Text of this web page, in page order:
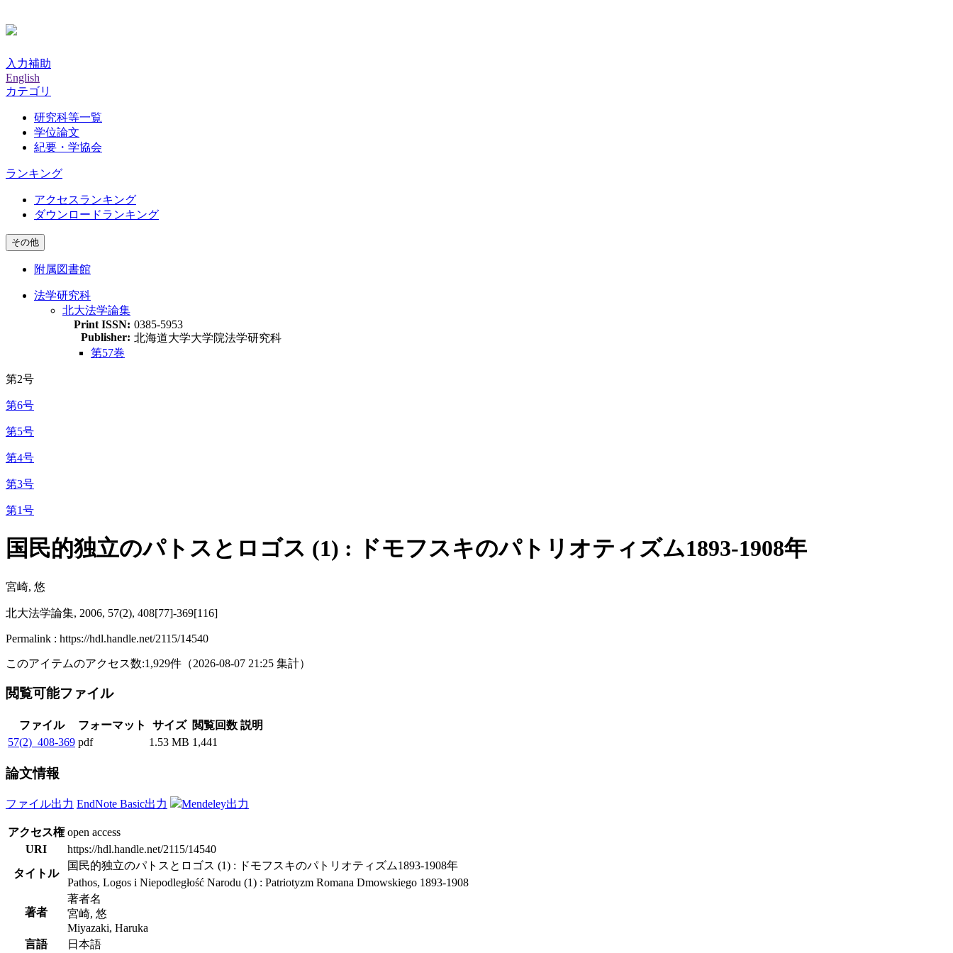
入力補助
English
カテゴリ
研究科等一覧
学位論文
紀要・学協会
ランキング
アクセスランキング
ダウンロードランキング
その他
附属図書館
法学研究科
北大法学論集
Print ISSN: 0385-5953
Publisher: 北海道大学大学院法学研究科
第57巻
第2号
第6号
第5号
第4号
第3号
第1号
国民的独立のパトスとロゴス (1) : ドモフスキのパトリオティズム1893-1908年
宮崎, 悠
北大法学論集, 2006, 57(2), 408[77]-369[116]
Permalink : https://hdl.handle.net/2115/14540
このアイテムのアクセス数:1,929件 （2026-08-07 21:25 集計）
閲覧可能ファイル
ファイル フォーマット サイズ 閲覧回数 説明
57(2)_408-369 pdf 1.53 MB 1,441
論文情報
ファイル出力 EndNote Basic出力 Mendeley出力
アクセス権 open access
URI
https://hdl.handle.net/2115/14540
タイトル
国民的独立のパトスとロゴス (1) : ドモフスキのパトリオティズム1893-1908年
Pathos, Logos i Niepodległość Narodu (1) : Patriotyzm Romana Dmowskiego 1893-1908
著者
著者名
宮崎, 悠
Miyazaki, Haruka
言語
日本語